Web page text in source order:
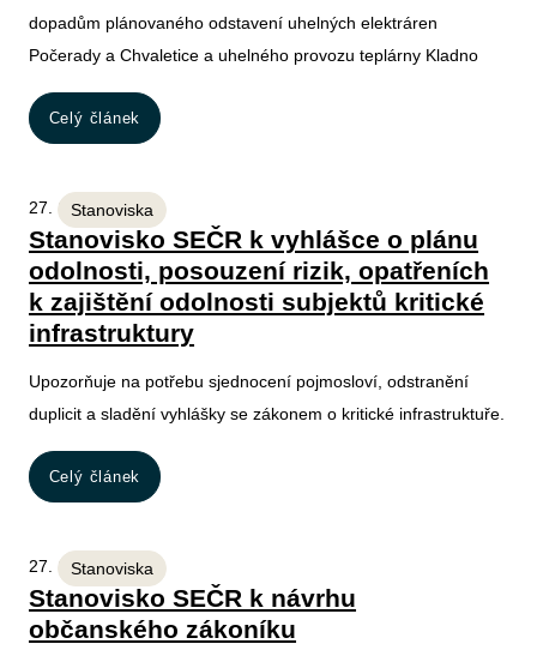
dopadům plánovaného odstavení uhelných elektráren
Počerady a Chvaletice a uhelného provozu teplárny Kladno
Celý článek
Stanoviska
27. 1. 2026
Stanovisko SEČR k vyhlášce o plánu
odolnosti, posouzení rizik, opatřeních
k zajištění odolnosti subjektů kritické
infrastruktury
Upozorňuje na potřebu sjednocení pojmosloví, odstranění
duplicit a sladění vyhlášky se zákonem o kritické infrastruktuře.
Celý článek
Stanoviska
27. 1. 2026
Stanovisko SEČR k návrhu
občanského zákoníku